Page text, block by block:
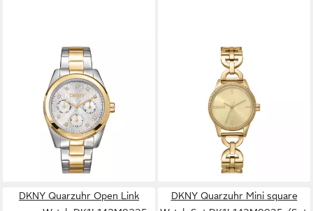
Quarzuhr Mulit Function
Watch twotone
DK1L109M0065,
Armbanduhr, Damenuhr,
Edelstahlarmband, analog, Tag
159,00 €
lieferbar - in 1-2 Werktagen bei dir
Quarzuhr Open Link Watch
DK1L113M0245, Armbanduhr,
Damenuhr, Edelstahlarmband,
lieferbar - in 1-2 Werktagen bei dir
DKNY Quarzuhr Open Link
DKNY Quarzuhr Mini square